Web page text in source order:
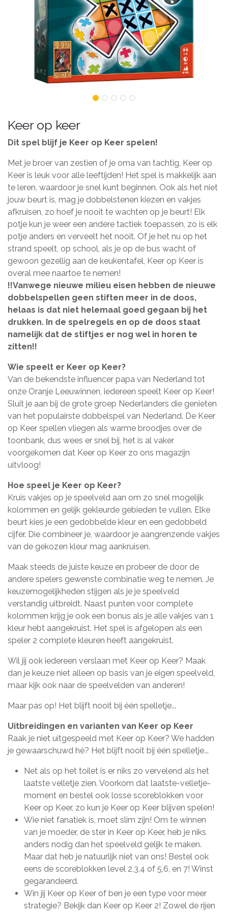
Keer op keer
Dit spel blijf je Keer op Keer spelen!
Met je broer van zestien of je oma van tachtig, Keer op
Keer is leuk voor alle leeftijden! Het spel is makkelijk aan
te leren, waardoor je snel kunt beginnen. Ook als het niet
jouw beurt is, mag je dobbelstenen kiezen en vakjes
afkruisen, zo hoef je nooit te wachten op je beurt! Elk
potje kun je weer een andere tactiek toepassen, zo is elk
potje anders en verveelt het nooit. Of je het nu op het
strand speelt, op school, als je op de bus wacht of
gewoon gezellig aan de keukentafel, Keer op Keer is
overal mee naartoe te nemen!
!!Vanwege nieuwe milieu eisen hebben de nieuwe
dobbelspellen geen stiften meer in de doos,
helaas is dat niet helemaal goed gegaan bij het
drukken. In de spelregels en op de doos staat
namelijk dat de stiftjes er nog wel in horen te
zitten!!
Wie speelt er Keer op Keer?
Van de bekendste influencer papa van Nederland tot
onze Oranje Leeuwinnen, iedereen speelt Keer op Keer!
Sluit je aan bij de grote groep Nederlanders die genieten
van het populairste dobbelspel van Nederland. De Keer
op Keer spellen vliegen als warme broodjes over de
toonbank, dus wees er snel bij, het is al vaker
voorgekomen dat Keer op Keer zo ons magazijn
uitvloog!
Hoe speel je Keer op Keer?
Kruis vakjes op je speelveld aan om zo snel mogelijk
kolommen en gelijk gekleurde gebieden te vullen. Elke
beurt kies je een gedobbelde kleur en een gedobbeld
cijfer. Die combineer je, waardoor je aangrenzende vakjes
van de gekozen kleur mag aankruisen.
Maak steeds de juiste keuze en probeer de door de
andere spelers gewenste combinatie weg te nemen. Je
keuzemogelijkheden stijgen als je je speelveld
verstandig uitbreidt. Naast punten voor complete
kolommen krijg je ook een bonus als je alle vakjes van 1
kleur hebt aangekruist. Het spel is afgelopen als een
speler 2 complete kleuren heeft aangekruist.
Wil jij ook iedereen verslaan met Keer op Keer? Maak
dan je keuze niet alleen op basis van je eigen speelveld,
maar kijk ook naar de speelvelden van anderen!
Maar pas op! Het blijft nooit bij één spelletje...
Uitbreidingen en varianten van Keer op Keer
Raak je niet uitgespeeld met Keer op Keer? We hadden
je gewaarschuwd hè? Het blijft nooit bij één spelletje...
Net als op het toilet is er niks zo vervelend als het
laatste velletje zien. Voorkom dat laatste-velletje-
moment en bestel ook losse scoreblokken voor
Keer op Keer, zo kun je Keer op Keer blijven spelen!
Wie niet fanatiek is, moet slim zijn! Om te winnen
van je moeder, de ster in Keer op Keer, heb je niks
anders nodig dan het speelveld gelijk te maken.
Maar dat heb je natuurlijk niet van ons! Bestel ook
eens de scoreblokken level 2,3,4 of 5,6, en 7! Winst
gegarandeerd.
Win jij Keer op Keer of ben je een type voor meer
strategie? Bekijk dan Keer op Keer 2! Zowel de rijen